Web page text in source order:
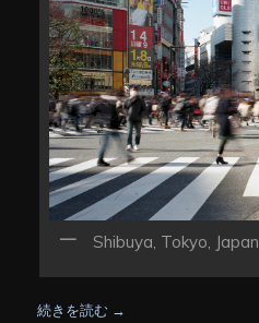
Shibuya, Tokyo, Japan
続きを読む →